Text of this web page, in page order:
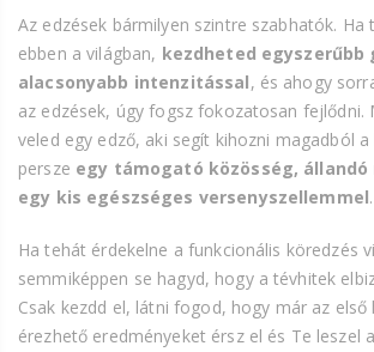
Az edzések bármilyen szintre szabhatók. Ha
ebben a világban, kezdheted
alacsonyabb intenzitással, és ahogy
az edzések, úgy fogsz fokozatosan fejlődni.
veled egy edző, aki segít kihozni magadból
persze egy támogató közösség, állandó
egy kis egészséges versenyszellemmel.
Ha tehát érdekelne a funkcionális köredzés
semmiképpen se hagyd, hogy a tévhitek
Csak kezdd el, látni fogod, hogy már az első
érezhető eredményeket érsz el és Te leszel